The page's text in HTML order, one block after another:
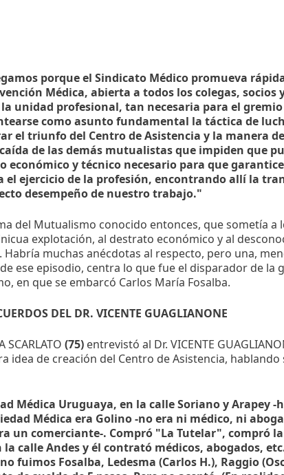
porque el Sindicato Médico promueva
Médica, abierta a todos los colegas, socios
unidad profesional, tan necesaria para el
como asunto fundamental la táctica de
el triunfo del Centro de Asistencia y la manera de
de las demás mutualistas que impiden que
y técnico necesario para que
el ejercicio de la profesión, encontrando allí la
desempeño de nuestro trabajo."
del Mutualismo conocido entonces, que sometía a
explotación, al destrato económico y al
muchas anécdotas al respecto, pero una,
ese episodio, centra lo que fue el disparador de la
en que se embarcó Carlos María Fosalba.
DEL DR. VICENTE GUAGLIANONE
(75) entrevistó al Dr. VICENTE
idea de creación del Centro de Asistencia, hablando
Médica Uruguaya, en la calle Soriano y Arapey -
Médica era Golino -no era ni médico, ni
un comerciante-. Compró "La Tutelar", compró la
calle Andes y él contrató médicos, abogados,
fuimos Fosalba, Ledesma (Carlos H.), Raggio